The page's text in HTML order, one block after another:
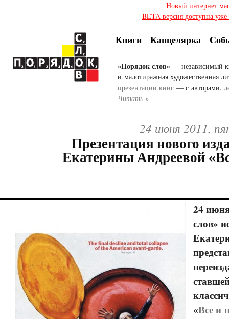
Новый интернет
BETA версия доступна
Книги Канцелярка
«Порядок слов» — независимый
и малотиражная художественная
презентации книг — с авторами,
Читать »
24 июня 2011,
Презентация нового
Екатерины Андреевой
24
слов»
«Все и